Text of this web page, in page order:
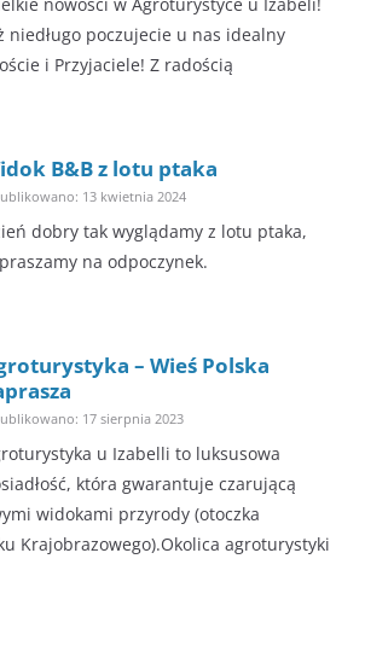
niedługo poczujecie u nas idealny
i Przyjaciele! Z radością
B&B z lotu ptaka
13 kwietnia 2024
dobry tak wyglądamy z lotu ptaka,
na odpoczynek.
– Wieś Polska
17 sierpnia 2023
u Izabelli to luksusowa
która gwarantuje czarującą
widokami przyrody (otoczka
Krajobrazowego).Okolica agroturystyki